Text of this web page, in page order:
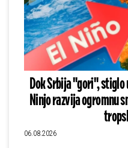
Dok Srbija "gori", stiglo
Ninjo razvija ogromnu
06.08.2026